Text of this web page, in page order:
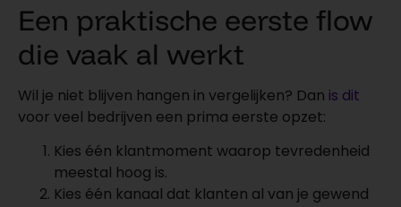
Een praktische eerste flow
die vaak al werkt
Wil je niet blijven hangen in vergelijken? Dan is dit
voor veel bedrijven een prima eerste opzet:
Kies één klantmoment waarop tevredenheid
meestal hoog is.
Kies één kanaal dat klanten al van je gewend